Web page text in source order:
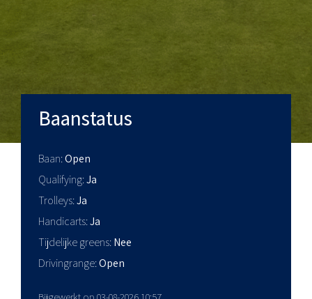
Baanstatus
Baan Open
Qualifying Ja
Trolleys Ja
Handicarts Ja
Tijdelijke greens Nee
Drivingrange Open